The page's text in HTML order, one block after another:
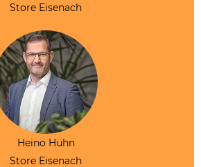
Store Eisenach
Heino Huhn
Store Eisenach